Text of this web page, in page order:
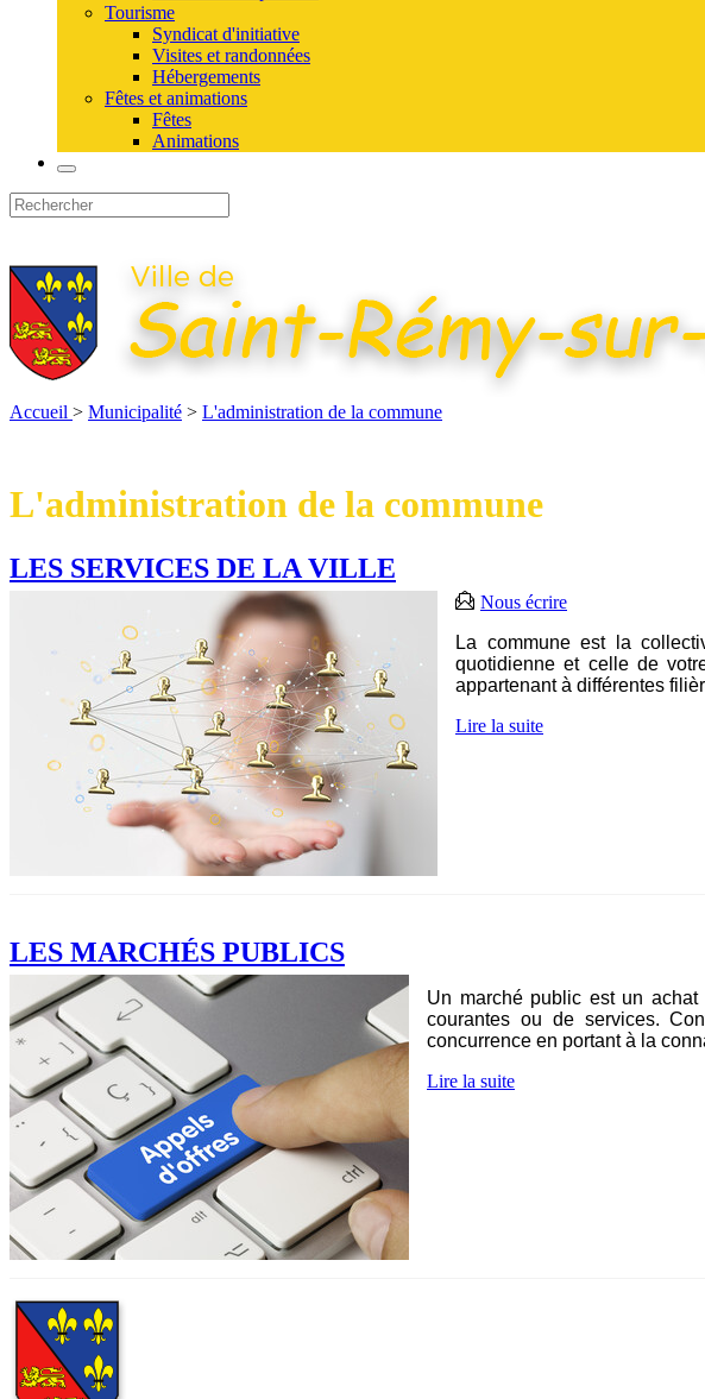
Tourisme
Syndicat d'initiative
Visites et randonnées
Hébergements
Fêtes et animations
Fêtes
Animations
Accueil > Municipalité > L'administration de la commune
L'administration de la commune
LES SERVICES DE LA VILLE
Nous écrire
La commune est la
quotidienne et celle de
appartenant à différentes
Lire la suite
LES MARCHÉS PUBLICS
Un marché public est un
courantes ou de services.
concurrence en portant à la
Lire la suite